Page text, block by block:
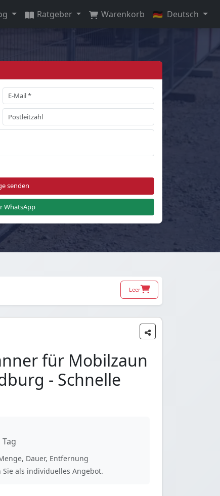
Ratgeber Warenkorb 🇩🇪 Deutsch
senden
WhatsApp
Leer
für Mobilzaun
- Schnelle
Dauer, Entfernung
als individuelles Angebot.